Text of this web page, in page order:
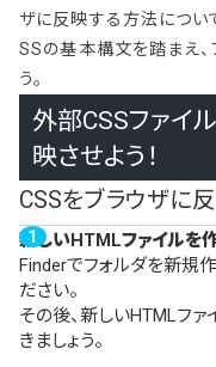
ザに反映する方法につい
SSの基本構文を踏まえ、
う。
外部CSSファイ
映させよう！
CSSをブラウザに
新しいHTMLファイルを
Finderでフォルダを新規
ださい。
その後、新しいHTMLフ
きましょう。